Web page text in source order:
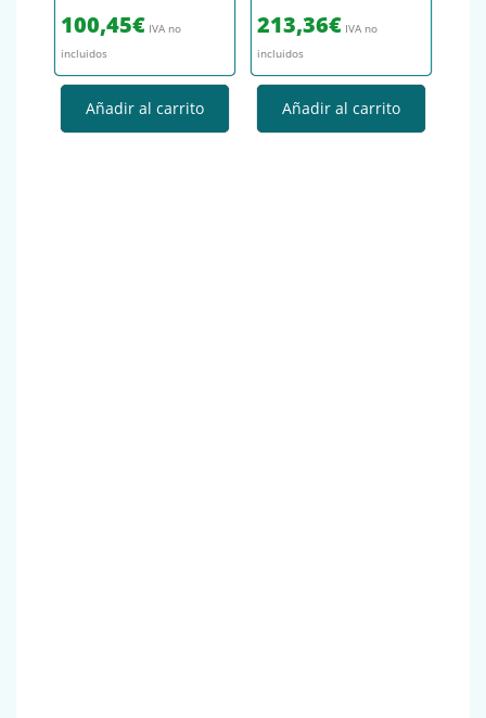
100,45€ IVA no
incluidos
Añadir al carrito
213,36€ IVA no
incluidos
Añadir al carrito